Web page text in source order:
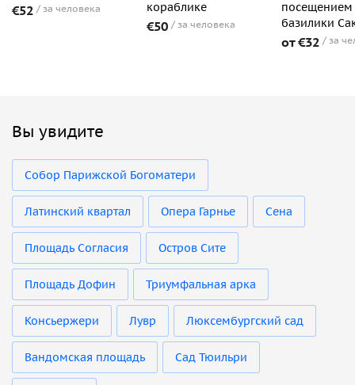
€52 за человека
кораблике
€50 за человека
посещением
базилики
от €32 за
Вы увидите
Собор Парижской Богоматери
Латинский квартал Опера Гарнье Сена
Площадь Согласия Остров Сите
Площадь Дофин Триумфальная арка
Консьержери Лувр Люксембургский сад
Вандомская площадь Сад Тюильри